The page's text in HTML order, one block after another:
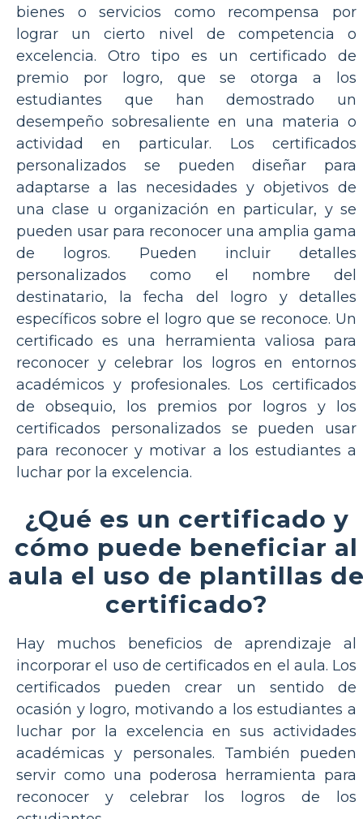
bienes o servicios como recompensa por
lograr un cierto nivel de competencia o
excelencia. Otro tipo es un certificado de
premio por logro, que se otorga a los
estudiantes que han demostrado un
desempeño sobresaliente en una materia o
actividad en particular. Los certificados
personalizados se pueden diseñar para
adaptarse a las necesidades y objetivos de
una clase u organización en particular, y se
pueden usar para reconocer una amplia gama
de logros. Pueden incluir detalles
personalizados como el nombre del
destinatario, la fecha del logro y detalles
específicos sobre el logro que se reconoce. Un
certificado es una herramienta valiosa para
reconocer y celebrar los logros en entornos
académicos y profesionales. Los certificados
de obsequio, los premios por logros y los
certificados personalizados se pueden usar
para reconocer y motivar a los estudiantes a
luchar por la excelencia.
¿Qué es un certificado y
cómo puede beneficiar al
aula el uso de plantillas
certificado?
Hay muchos beneficios de aprendizaje al
incorporar el uso de certificados en el aula. Los
certificados pueden crear un sentido de
ocasión y logro, motivando a los estudiantes a
luchar por la excelencia en sus actividades
académicas y personales. También pueden
servir como una poderosa herramienta para
reconocer y celebrar los logros de los